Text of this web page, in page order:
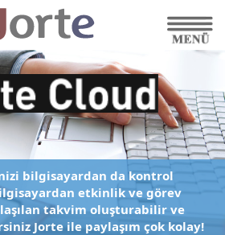
bilgisayardan da kontrol
etkinlik ve görev
takvim oluşturabilirve
Jorte ile paylaşım çok kolay!